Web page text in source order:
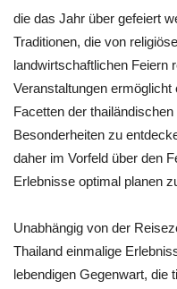
die das Jahr über gefeiert
Traditionen, die von
landwirtschaftlichen Feiern
Veranstaltungen
Facetten der
Besonderheiten zu
daher im Vorfeld über den
Erlebnisse optimal planen
Unabhängig von der
Thailand einmalige
lebendigen Gegenwart, die